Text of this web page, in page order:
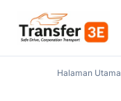
Halaman Utama